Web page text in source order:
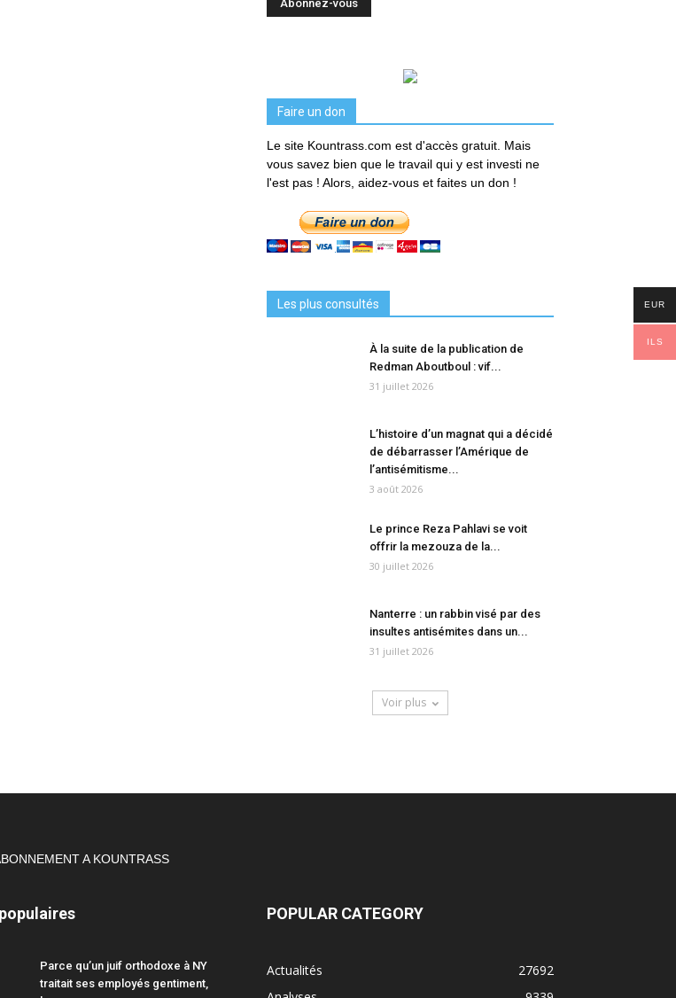
Faire un don
Le site Kountrass.com est d'accès gratuit. Mais
vous savez bien que le travail qui y est investi ne
l'est pas ! Alors, aidez-vous et faites un don !
Les plus consultés
À la suite de la publication de
Redman Aboutboul : vif...
31 juillet 2026
L’histoire d’un magnat qui a décidé
de débarrasser l’Amérique de
l’antisémitisme...
3 août 2026
Le prince Reza Pahlavi se voit
offrir la mezouza de la...
30 juillet 2026
Nanterre : un rabbin visé par des
insultes antisémites dans un...
31 juillet 2026
Voir plus
A KOUNTRASS
Parce qu’un juif orthodoxe à NY
traitait ses employés gentiment,
POPULAR CATEGORY
Actualités
27692
EUR
ILS